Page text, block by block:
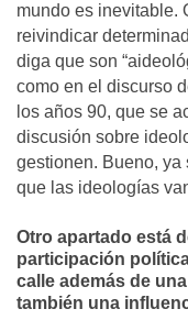
mundo es inevitable.
reivindicar
diga que son
como en el discurso
los años 90, que se
discusión sobre
gestionen. Bueno, ya
que las ideologías
Otro apartado está
participación
calle además de
también una